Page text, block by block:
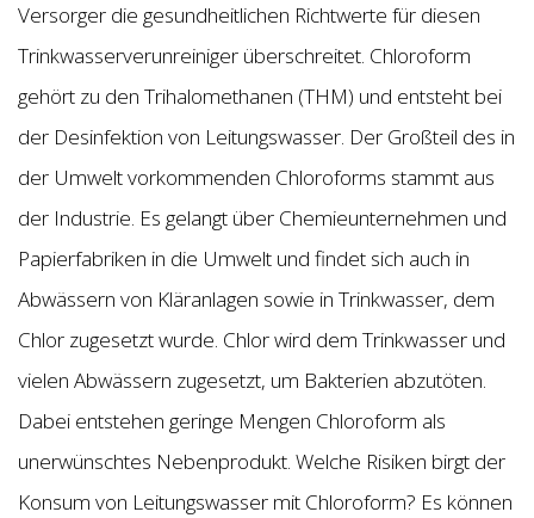
Versorger die gesundheitlichen Richtwerte für diesen
Trinkwasserverunreiniger überschreitet. Chloroform
gehört zu den Trihalomethanen (THM) und entsteht bei
der Desinfektion von Leitungswasser. Der Großteil des in
der Umwelt vorkommenden Chloroforms stammt aus
der Industrie. Es gelangt über Chemieunternehmen und
Papierfabriken in die Umwelt und findet sich auch in
Abwässern von Kläranlagen sowie in Trinkwasser, dem
Chlor zugesetzt wurde. Chlor wird dem Trinkwasser und
vielen Abwässern zugesetzt, um Bakterien abzutöten.
Dabei entstehen geringe Mengen Chloroform als
unerwünschtes Nebenprodukt. Welche Risiken birgt der
Konsum von Leitungswasser mit Chloroform? Es können